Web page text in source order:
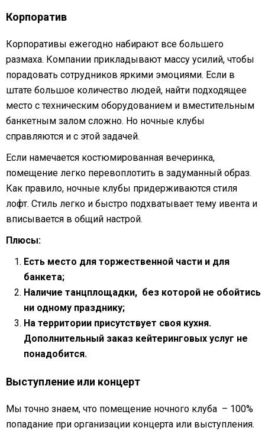
Корпоратив
Корпоративы ежегодно набирают все большего
размаха. Компании прикладывают массу усилий, чтобы
порадовать сотрудников яркими эмоциями. Если в
штате большое количество людей, найти подходящее
место с техническим оборудованием и вместительным
банкетным залом сложно. Но ночные клубы
справляются и с этой задачей.
Если намечается костюмированная вечеринка,
помещение легко перевоплотить в задуманный образ.
Как правило, ночные клубы придерживаются стиля
лофт. Стиль легко и быстро подхватывает тему ивента и
вписывается в общий настрой.
Плюсы:
Есть место для торжественной части и для
банкета;
Наличие танцплощадки, без которой не обойтись
ни одному празднику;
На территории присутствует своя кухня.
Дополнительный заказ кейтеринговых услуг не
понадобится.
Выступление или концерт
Мы точно знаем, что помещение ночного клуба – 100%
попадание при организации концерта или выступления.